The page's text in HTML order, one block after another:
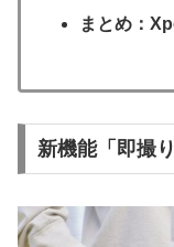
まとめ：
新機能「即撮